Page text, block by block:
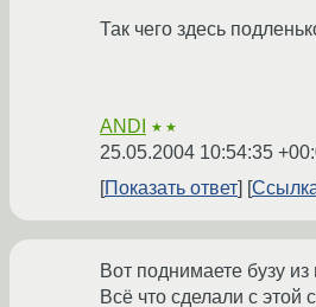
Так чего здесь
ANDI ★★
25.05.2004 10:54:35
Показать ответ
Вот поднимаете бузу из
Всё что сделали с этой